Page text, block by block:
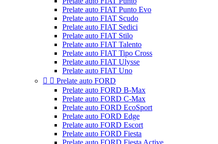
Prelate auto FIAT Punto Evo
Prelate auto FIAT Scudo
Prelate auto FIAT Sedici
Prelate auto FIAT Stilo
Prelate auto FIAT Talento
Prelate auto FIAT Tipo Cross
Prelate auto FIAT Ulysse
Prelate auto FIAT Uno
  Prelate auto FORD
Prelate auto FORD B-Max
Prelate auto FORD C-Max
Prelate auto FORD EcoSport
Prelate auto FORD Edge
Prelate auto FORD Escort
Prelate auto FORD Fiesta
Prelate auto FORD Fiesta Active